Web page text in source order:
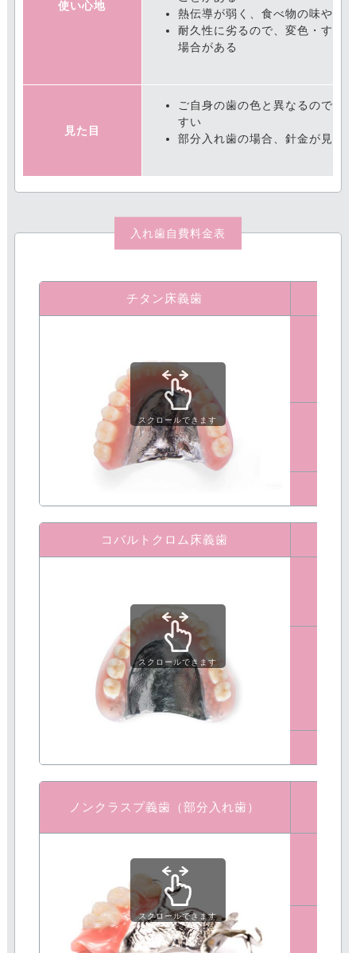
使い心地
熱伝導が弱く、食べ物の味や温
耐久性に劣るので、変色・すり
場合がある
見た目
ご自身の歯の色と異なるので入
すい
部分入れ歯の場合、針金が見え
入れ歯自費料金表
チタン床義歯
スクロールできます
コバルトクロム床義歯
スクロールできます
ノンクラスプ義歯（部分入れ歯）
スクロールできます